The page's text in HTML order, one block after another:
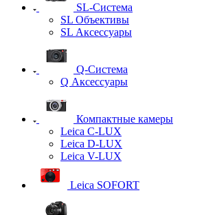
SL-Система
SL Объективы
SL Аксессуары
Q-Cистема
Q Аксессуары
Компактные камеры
Leica C-LUX
Leica D-LUX
Leica V-LUX
Leica SOFORT